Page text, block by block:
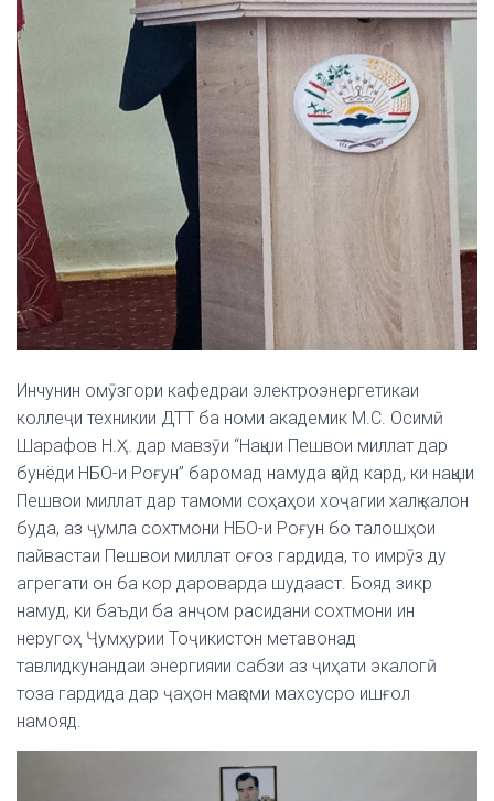
Инчунин омӯзгори кафедраи электроэнергетикаи
коллеҷи техникии ДТТ ба номи академик М.С. Осимӣ
Шарафов Н.Ҳ. дар мавзӯи “Нақши Пешвои миллат дар
бунёди НБО-и Роғун” баромад намуда қайд кард, ки нақши
Пешвои миллат дар тамоми соҳаҳои хоҷагии халқ калон
буда, аз ҷумла сохтмони НБО-и Роғун бо талошҳои
пайвастаи Пешвои миллат оғоз гардида, то имрӯз ду
агрегати он ба кор дароварда шудааст. Бояд зикр
намуд, ки баъди ба анҷом расидани сохтмони ин
неругоҳ Ҷумҳурии Тоҷикистон метавонад
тавлидкунандаи энергияии сабзи аз ҷиҳати экалогӣ
тоза гардида дар ҷаҳон мақоми махсусро ишғол
намояд.